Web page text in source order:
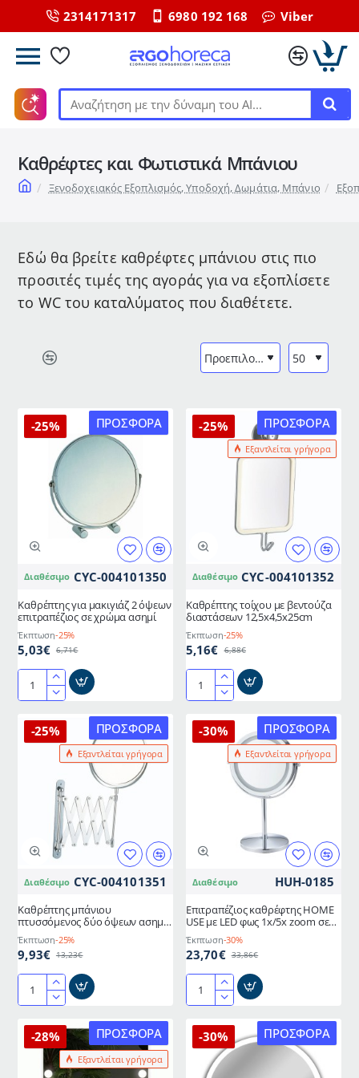
2314171317 6980 192 168 Viber
Αναζήτηση
δύναμη
του
ΑΙ...
Καθρέφτες και Φωτιστικά Μπάνιου
homeΞενοδοχειακός Εξοπλισμός, Υποδοχή, Δωμάτια, Μπάνιο
Εδώ θα βρείτε καθρέφτες μπάνιου στις πιο
προσιτές τιμές της αγοράς για να εξοπλίσετε
το WC του καταλύματος που διαθέτετε.
ΠΡΟΣΦΟΡΆ
-25%
Διαθέσιμο CYC-004101350
Καθρέπτης για μακιγιάζ 2 όψεων
επιτραπέζιος σε χρώμα ασημί
Έκπτωση-25%
5,03€ 6,71€
Καθρέπτης
μακιγιάζ
ΠΡΟΣΦΟΡΆ
Εξαντλείται γρήγορα
-25%
Διαθέσιμο CYC-004101352
Καθρέπτης τοίχου με βεντούζα
διαστάσεων 12,5x4,5x25cm
Έκπτωση-25%
5,16€ 6,88€
Καθρέπτης
με
βεντούζα
διαστάσεων
12,5x4,5x25cm
ΠΡΟΣΦΟΡΆ
Εξαντλείται γρήγορα
-25%
Διαθέσιμο CYC-004101351
Καθρέπτης μπάνιου
πτυσσόμενος δύο όψεων ασημί
με διάμετρο 17cm
Έκπτωση-25%
9,93€ 13,23€
Καθρέπτης
πτυσσόμενος
δύο
όψεων
ΠΡΟΣΦΟΡΆ
Εξαντλείται γρήγορα
-30%
Διαθέσιμο HUH-0185
Επιτραπέζιος καθρέφτης HOME
USE με LED φως 1x/5x zoom σε
χρώμα ασημί
Έκπτωση-30%
23,70€ 33,86€
Επιτραπέζιος
HOME
USE
ΠΡΟΣΦΟΡΆ
Εξαντλείται γρήγορα
-28% ΠΡΟΣΦΟΡΆ
-30%